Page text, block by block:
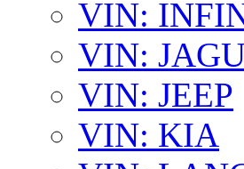
VIN:
VIN:
VIN: JEEP
VIN: KIA